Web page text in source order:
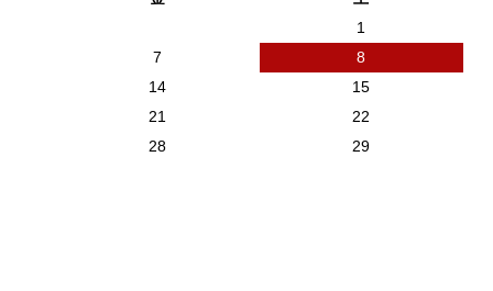
1
7
8
14
15
21
22
28
29